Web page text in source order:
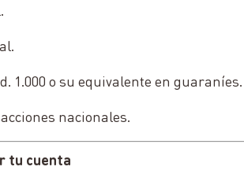
1.000 o su equivalente en guaraníes.
nacionales.
tu cuenta